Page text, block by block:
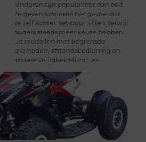
kinderen zijn populairder dan ooit.
Ze geven kinderen het gevoel dat
ze zelf achter het stuur zitten, terwijl
ouders steeds meer keuze hebben
uit modellen met begrensde
snelheden, afstandsbediening en
andere veiligheidsfuncties.